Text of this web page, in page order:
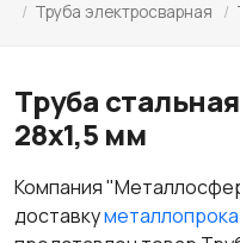
/ Труба электросварная /
Труба
28x1,5 мм
Компания
доставку